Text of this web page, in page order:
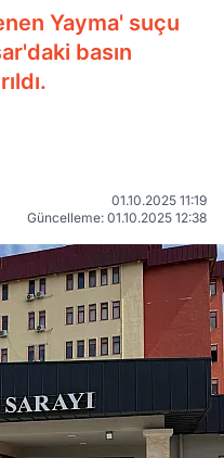
Yayma' suçu
basın
01.10.2025 11:19
Güncelleme: 01.10.2025 12:38